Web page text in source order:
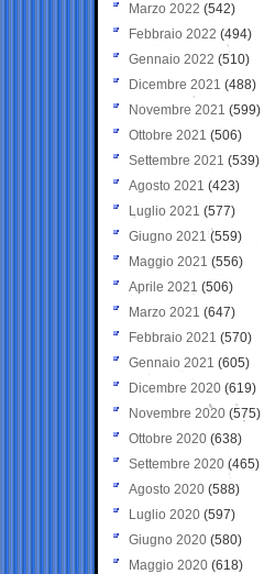
Marzo 2022 (542)
Febbraio 2022 (494)
Gennaio 2022 (510)
Dicembre 2021 (488)
Novembre 2021 (599)
Ottobre 2021 (506)
Settembre 2021 (539)
Agosto 2021 (423)
Luglio 2021 (577)
Giugno 2021(559)
Maggio 2021 (556)
Aprile 2021 (506)
Marzo 2021 (647)
Febbraio 2021 (570)
Gennaio 2021 (605)
Dicembre 2020 (619)
Novembre 2020 (575)
Ottobre 2020 (638)
Settembre 2020(465)
Agosto 2020 (588)
Luglio 2020 (597)
Giugno 2020 (580)
Maggio 2020 (618)